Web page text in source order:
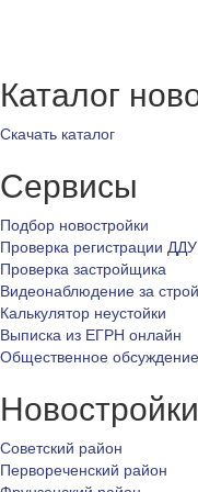
Каталог
Скачать каталог
Сервисы
Подбор новостройки
Проверка регистрации ДДУ
Проверка застройщика
Видеонаблюдение за
Калькулятор неустойки
Выписка из ЕГРН онлайн
Общественное обсуждение
Советский район
Первореченский район